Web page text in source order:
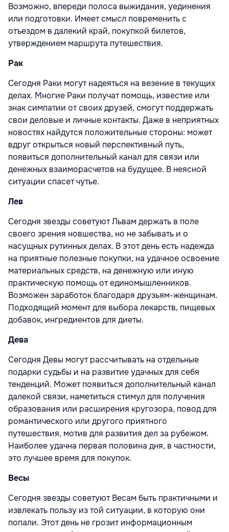
Возможно, впереди полоса выжидания, уединения
или подготовки. Имеет смысл повременить с
отъездом в далекий край, покупкой билетов,
утверждением маршрута путешествия.
Рак
Сегодня Раки могут надеяться на везение в текущих
делах. Многие Раки получат помощь, известие или
знак симпатии от своих друзей, смогут поддержать
свои деловые и личные контакты. Даже в неприятных
новостях найдутся положительные стороны: может
вдруг открыться новый перспективный путь,
появиться дополнительный канал для связи или
денежных взаиморасчетов на будущее. В неясной
ситуации спасет чутье.
Лев
Сегодня звезды советуют Львам держать в поле
своего зрения новшества, но не забывать и о
насущных рутинных делах. В этот день есть надежда
на приятные полезные покупки, на удачное освоение
материальных средств, на денежную или иную
практическую помощь от единомышленников.
Возможен заработок благодаря друзьям-женщинам.
Подходящий момент для выбора лекарств, пищевых
добавок, ингредиентов для диеты.
Дева
Сегодня Девы могут рассчитывать на отдельные
подарки судьбы и на развитие удачных для себя
тенденций. Может появиться дополнительный канал
далекой связи, наметиться стимул для получения
образования или расширения кругозора, повод для
романтического или другого приятного
путешествия, мотив для развития дел за рубежом.
Наиболее удачна первая половина дня, в частности,
это лучшее время для покупок.
Весы
Сегодня звезды советуют Весам быть практичными и
извлекать пользу из той ситуации, в которую они
попали. Этот день не грозит информационным